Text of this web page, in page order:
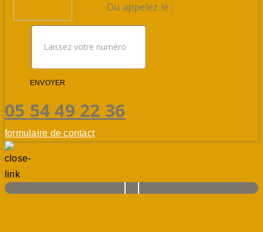
ENVOYER
Ou appelez le :
05 54 49 22 36
formulaire de contact